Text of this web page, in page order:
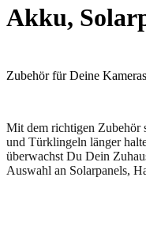
Akku,
Zubehör für Deine
Mit dem richtigen Zubehör
und Türklingeln länger
überwachst Du Dein
Auswahl an Solarpanels,